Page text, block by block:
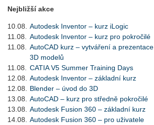
Nejbližší akce
10.08.
Autodesk Inventor – kurz iLogic
11.08.
Autodesk Inventor – kurz pro pokročilé
11.08.
AutoCAD kurz – vytváření a prezentace
3D modelů
11.08.
CATIA V5 Summer Training Days
12.08.
Autodesk Inventor – základní kurz
12.08.
Blender – úvod do 3D
13.08.
AutoCAD – kurz pro středně pokročilé
13.08.
Autodesk Fusion 360 – základní kurz
14.08.
Autodesk Fusion 360 – pro uživatele